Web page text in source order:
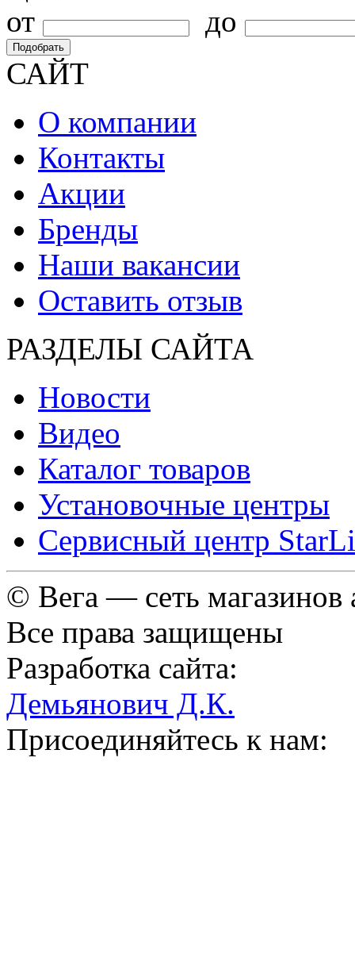
от
до
Подобрать
САЙТ
О компании
Контакты
Акции
Бренды
Наши вакансии
Оставить отзыв
РАЗДЕЛЫ САЙТА
Новости
Видео
Каталог товаров
Установочные центры
Сервисный центр
© Вега — сеть магазинов
Все права защищены
Разработка сайта:
Демьянович Д.К.
Присоединяйтесь к нам: